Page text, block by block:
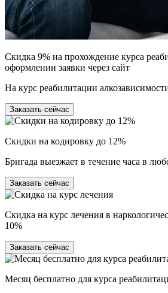
Скидка 9% на прохождение курса
оформлении заявки через сайт
На курс реабилитации
Заказать сейчас
Скидки на кодировку до 12%
Бригада выезжает в течение часа в
Заказать сейчас
Скидка на курс лечения в
10%
Заказать сейчас
Месяц бесплатно для курса